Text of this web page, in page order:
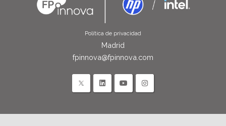
Política de privacidad
Madrid
fpinnova@fpinnova.com